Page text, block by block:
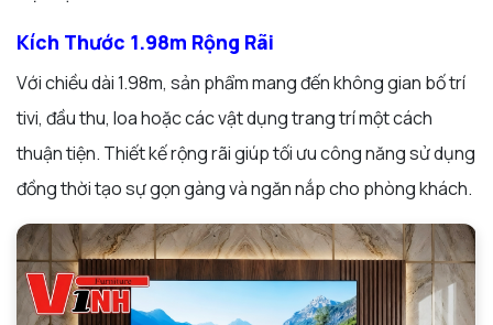
Kích Thước 1.98m Rộng Rãi
Với chiều dài 1.98m, sản phẩm mang đến không gian bố trí
tivi, đầu thu, loa hoặc các vật dụng trang trí một cách
thuận tiện. Thiết kế rộng rãi giúp tối ưu công năng sử dụng
đồng thời tạo sự gọn gàng và ngăn nắp cho phòng khách.